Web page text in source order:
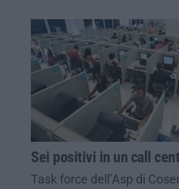
Sei positivi in un call
Task force dell’Asp di